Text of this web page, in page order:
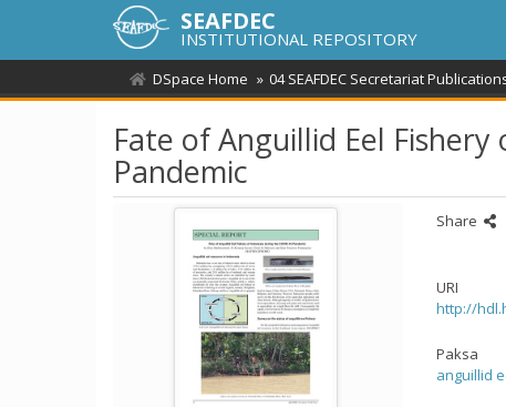
SEAFDEC
INSTITUTIONAL REPOSITORY
DSpace Home 04 SEAFDEC Secretariat
Fate of Anguillid Eel
Pandemic
Share
URI
http://
Paksa
anguillid